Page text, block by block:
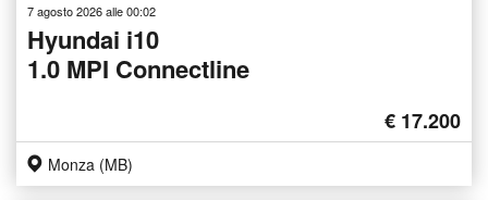
7 agosto 2026 alle 00:02
Hyundai i10
1.0 MPI Connectline
€ 17.200
Monza (MB)